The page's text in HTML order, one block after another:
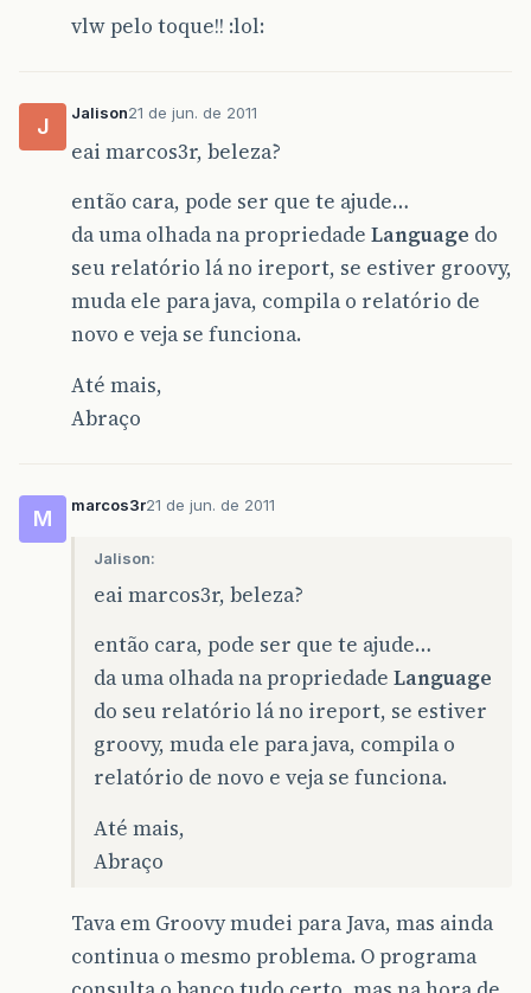
vlw pelo toque!! :lol:
J
Jalison21 de jun. de 2011
eai marcos3r, beleza?
então cara, pode ser que te ajude…
da uma olhada na propriedade Language do
seu relatório lá no ireport, se estiver groovy,
muda ele para java, compila o relatório de
novo e veja se funciona.
Até mais,
Abraço
M
marcos3r21 de jun. de 2011
Jalison:
eai marcos3r, beleza?
então cara, pode ser que te ajude…
da uma olhada na propriedade Language
do seu relatório lá no ireport, se estiver
groovy, muda ele para java, compila o
relatório de novo e veja se funciona.
Até mais,
Abraço
Tava em Groovy mudei para Java, mas ainda
continua o mesmo problema. O programa